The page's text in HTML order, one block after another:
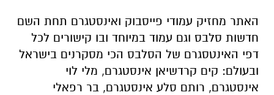
האתר מחזיק עמודי פייסבוק ואינסטגרם תחת השם
חדשות סלבס וגם עמוד במיוחד ובו קישורים לכל
דפי האינטסגרם של הסלבס הכי מסקרנים בישראל
ובעולם: קים קרדשיאן אינסטגרם, מלי לוי
אינסטגרם, רותם סלע אינסטגרם, בר רפאלי